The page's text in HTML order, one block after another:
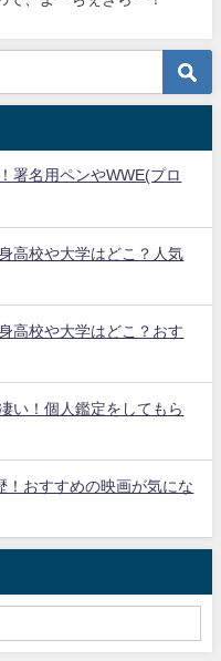
署名用ペンやWWE(プロ
高校や大学はどこ？人気
高校や大学はどこ？おす
い！個人鑑定をしてもら
！おすすめの映画が気にな